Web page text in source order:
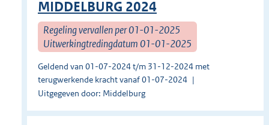
MIDDELBURG 2024
Regeling vervallen per 01-01-2025
Uitwerkingtredingdatum 01-01-2025
Geldend van 01-07-2024 t/m 31-12-2024 met
terugwerkende kracht vanaf 01-07-2024
Uitgegeven door: Middelburg